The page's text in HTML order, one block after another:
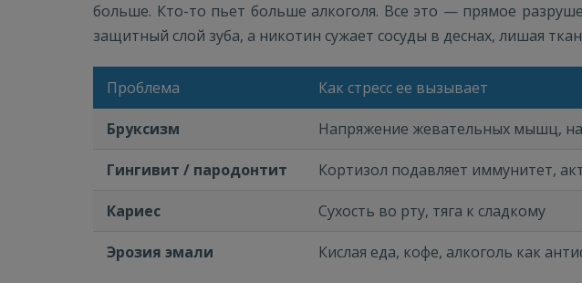
больше. Кто-то пьет больше алкоголя. Все это — прямое
защитный слой зуба, а никотин сужает сосуды в деснах, лишая
Проблема Как стресс ее вызывает
Бруксизм Напряжение жевательных мышц,
Гингивит / пародонтит Кортизол подавляет иммунитет,
Кариес Сухость во рту, тяга к сладкому
Эрозия эмали Кислая еда, кофе, алкоголь как